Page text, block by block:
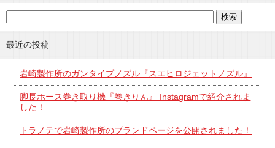
最近の投稿
岩崎製作所のガンタイプノズル『スエヒロジェットノズル』
脚長ホース巻き取り機『巻きりん』 Instagramで紹介されま
した！
トラノテで岩崎製作所のブランドページを公開されました！